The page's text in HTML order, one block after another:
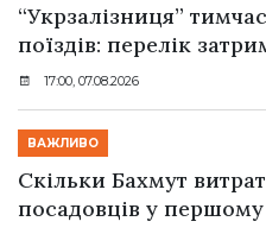
“Укрзалізниця”
поїздів: перелік
17:00, 07.08.2026
ВАЖЛИВО
Скільки Бахмут
посадовців у першому